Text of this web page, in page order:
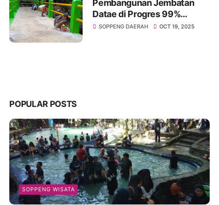
Pembangunan Jembatan
Datae di Progres 99%
Habiskan Dana sebesar
SOPPENG DAERAH OCT 19, 2025
POPULAR POSTS
SOPPENG WISATA